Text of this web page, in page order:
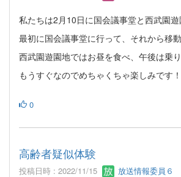
私たちは2月10日に国会議事堂と西武園遊
最初に国会議事堂に行って、それから移
西武園遊園地ではお昼を食べ、午後は乗り
もうすぐなのでめちゃくちゃ楽しみです！
0
高齢者疑似体験
投稿日時 : 2022/11/15 放送情報委員６